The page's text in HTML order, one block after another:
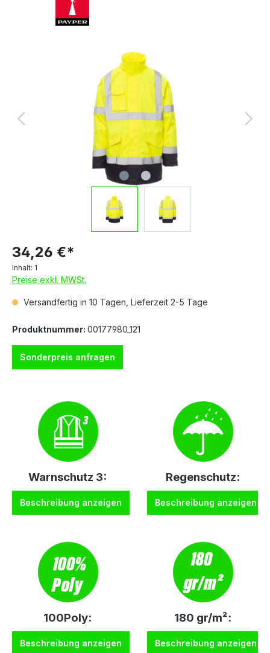
34,26 €*
Inhalt: 1
Preise exkl. MWSt.
Versandfertig in 10 Tagen, Lieferzeit 2-5 Tage
Produktnummer: 00177980_121
Sonderpreis anfragen
Warnschutz 3:
Beschreibung anzeigen
Regenschutz:
Beschreibung anzeigen
100Poly:
Beschreibung anzeigen
180 gr/m²:
Beschreibung anzeigen